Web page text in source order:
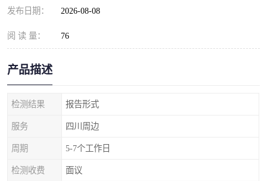
发布日期： 2026-08-08
阅 读 量： 76
产品描述
检测结果 报告形式
服务 四川周边
周期 5-7个工作日
检测收费 面议